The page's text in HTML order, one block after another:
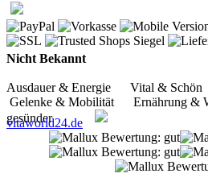
Nicht Bekannt
Ausdauer & Energie Vital &
Gelenke & Mobilität Ernährung &
gesünder
vitaworld24.de